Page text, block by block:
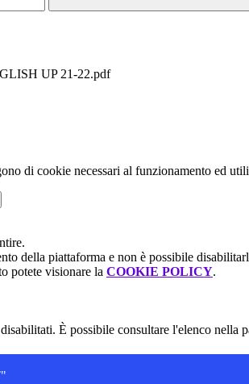
UP 21-22.pdf
di cookie necessari al funzionamento ed
della piattaforma e non è possibile
potete visionare la COOKIE POLICY.
È possibile consultare l'elenco nella